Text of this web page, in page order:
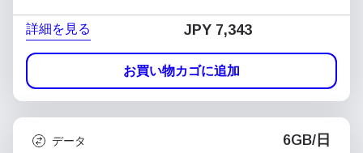
詳細を見る JPY 7,343
お買い物カゴに追加
データ 6GB/日